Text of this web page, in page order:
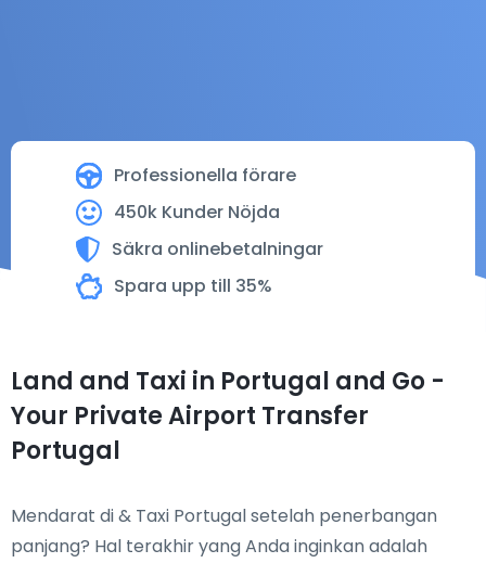
Professionella förare
450k Kunder Nöjda
Säkra onlinebetalningar
Spara upp till 35%
Land and Taxi in Portugal and Go -
Your Private Airport Transfer
Portugal
Mendarat di & Taxi Portugal setelah penerbangan
panjang? Hal terakhir yang Anda inginkan adalah